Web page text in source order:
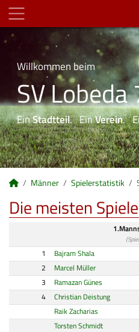
Willkommen beim
SV Lobeda
EinStadtteil. EinVerein.
Männer Spielerstatistik
Die meisten
1 Bajram Shala
2
Marcel Müller
3
Ramazan Günes
4
Christian Deistung
Raik Zacharias
Torsten Schmidt